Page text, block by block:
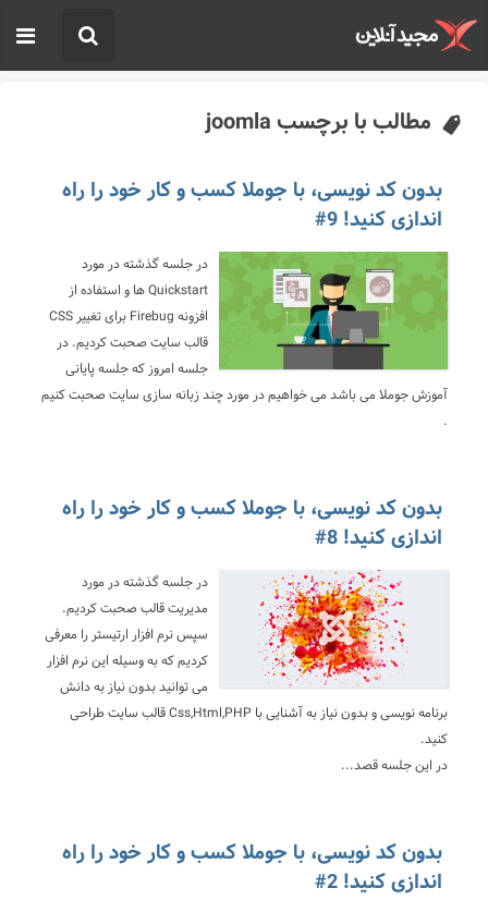
مطالب با برچسب joomla
بدون کد نویسی، با جوملا کسب و کار خود را راه
اندازی کنید! 9#
در جلسه گذشته در مورد
Quickstart ها و استفاده از
افزونه Firebug برای تغییر CSS
قالب سایت صحبت کردیم. در
جلسه امروز که جلسه پایانی
آموزش جوملا می باشد می خواهیم در مورد چند زبانه سازی سایت صحبت کنیم
.
بدون کد نویسی، با جوملا کسب و کار خود را راه
اندازی کنید! 8#
در جلسه گذشته در مورد
مدیریت قالب صحبت کردیم.
سپس نرم افزار ارتیستر را معرفی
کردیم که به وسیله این نرم افزار
می توانید بدون نیاز به دانش
برنامه نویسی و بدون نیاز به آشنایی با Css,Html,PHP قالب سایت طراحی
کنید.
در این جلسه قصد...
بدون کد نویسی، با جوملا کسب و کار خود را راه
اندازی کنید! 2#